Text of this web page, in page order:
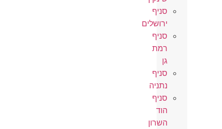
סניף
ירושלים
סניף
רמת
גן
סניף
נתניה
סניף
הוד
השרון